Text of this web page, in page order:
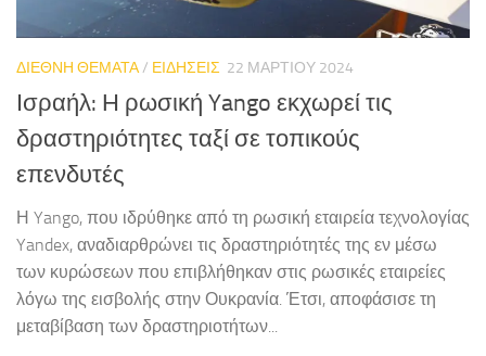
ΔΙΕΘΝΗ ΘΕΜΑΤΑ/ ΕΙΔΗΣΕΙΣ 22 ΜΑΡΤΊΟΥ 2024
Ισραήλ: Η ρωσική Yango εκχωρεί τις
δραστηριότητες ταξί σε τοπικούς
επενδυτές
Η Yango, που ιδρύθηκε από τη ρωσική εταιρεία τεχνολογίας
Yandex, αναδιαρθρώνει τις δραστηριότητές της εν μέσω
των κυρώσεων που επιβλήθηκαν στις ρωσικές εταιρείες
λόγω της εισβολής στην Ουκρανία. Έτσι, αποφάσισε τη
μεταβίβαση των δραστηριοτήτων...